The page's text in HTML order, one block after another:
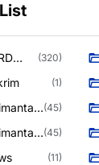
(320)
(1)
(45)
(45)
(11)